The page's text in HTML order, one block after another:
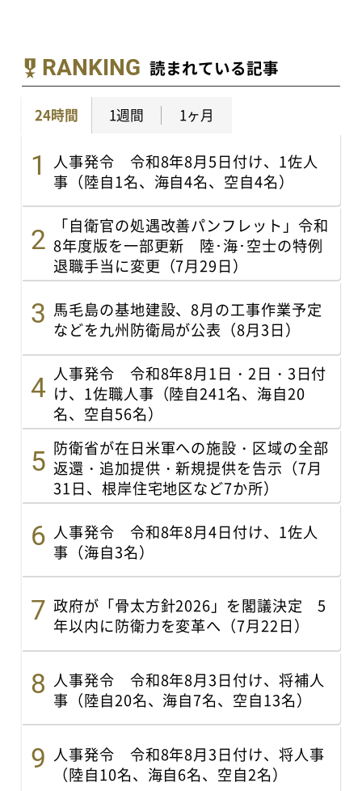
RANKING 読まれている記事
24時間 1週間 1ヶ月
人事発令 令和8年8月5日付け、1佐人
事（陸自1名、海自4名、空自4名）
「自衛官の処遇改善パンフレット」令和
8年度版を一部更新 陸･海･空士の特例
退職手当に変更（7月29日）
馬毛島の基地建設、8月の工事作業予定
などを九州防衛局が公表（8月3日）
人事発令 令和8年8月1日・2日・3日付
け、1佐職人事（陸自241名、海自20
名、空自56名）
防衛省が在日米軍への施設・区域の全部
返還・追加提供・新規提供を告示（7月
31日、根岸住宅地区など7か所）
人事発令 令和8年8月4日付け、1佐人
事（海自3名）
政府が「骨太方針2026」を閣議決定 5
年以内に防衛力を変革へ（7月22日）
人事発令 令和8年8月3日付け、将補人
事（陸自20名、海自7名、空自13名）
人事発令 令和8年8月3日付け、将人事
（陸自10名、海自6名、空自2名）